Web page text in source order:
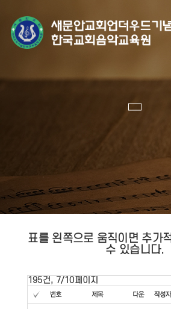
표를 왼쪽으로 움직이면 추가
수 있습니다.
195건, 7/10페이지